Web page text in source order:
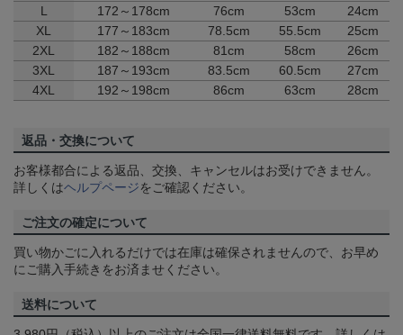
L
172～178cm 76cm 53cm
24cm
XL
177～183cm 78.5cm 55.5cm
25cm
2XL
182～188cm 81cm 58cm
26cm
3XL
187～193cm 83.5cm 60.5cm
27cm
4XL
192～198cm 86cm 63cm 28cm
返品・交換について
お客様都合による返品、交換、キャンセルはお受けできません。
詳しくはヘルプページをご確認ください。
ご注文の確定について
買い物かごに入れるだけでは在庫は確保されませんので、お早め
にご購入手続きをお済ませください。
送料について